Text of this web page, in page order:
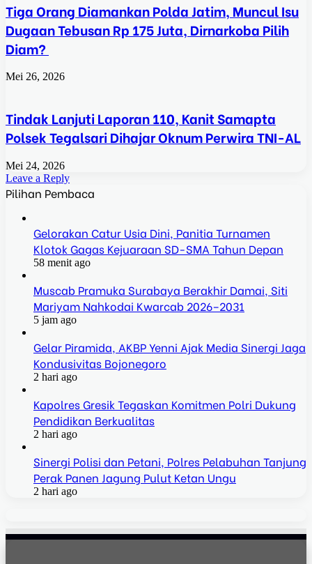
Tiga Orang Diamankan Polda Jatim, Muncul Isu
Dugaan Tebusan Rp 175 Juta, Dirnarkoba Pilih
Diam?
Mei 26, 2026
Tindak Lanjuti Laporan 110, Kanit Samapta
Polsek Tegalsari Dihajar Oknum Perwira TNI-AL
Mei 24, 2026
Leave a Reply
Pilihan Pembaca
Gelorakan Catur Usia Dini, Panitia Turnamen
Klotok Gagas Kejuaraan SD-SMA Tahun Depan
58 menit ago
Muscab Pramuka Surabaya Berakhir Damai, Siti
Mariyam Nahkodai Kwarcab 2026–2031
5 jam ago
Gelar Piramida, AKBP Yenni Ajak Media Sinergi Jaga
Kondusivitas Bojonegoro
2 hari ago
Kapolres Gresik Tegaskan Komitmen Polri Dukung
Pendidikan Berkualitas
2 hari ago
Sinergi Polisi dan Petani, Polres Pelabuhan Tanjung
Perak Panen Jagung Pulut Ketan Ungu
2 hari ago